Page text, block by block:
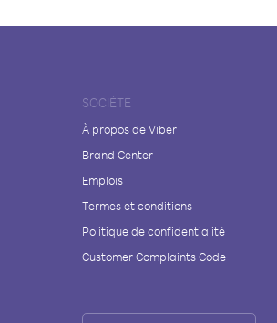
SOCIÉTÉ
À propos de Viber
Brand Center
Emplois
Termes et conditions
Politique de confidentialité
Customer Complaints Code